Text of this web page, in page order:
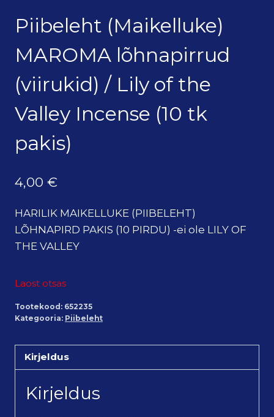
Piibeleht (Maikelluke)
MAROMA lõhnapirrud
(viirukid) / Lily of the
Valley Incense (10 tk
pakis)
4,00 €
HARILIK MAIKELLUKE (PIIBELEHT)
LÕHNAPIRD PAKIS (10 PIRDU) -ei ole LILY OF
THE VALLEY
Laost otsas
Tootekood: 652235
Kategooria: Piibeleht
Kirjeldus
Kirjeldus